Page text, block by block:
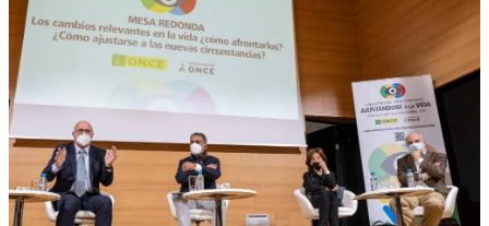
poner en valor los logros conseguidos por la ONCE en
sus 83 años de vida. Consulta aquí todos los actos
previstos en el ámbito de Andalucía.